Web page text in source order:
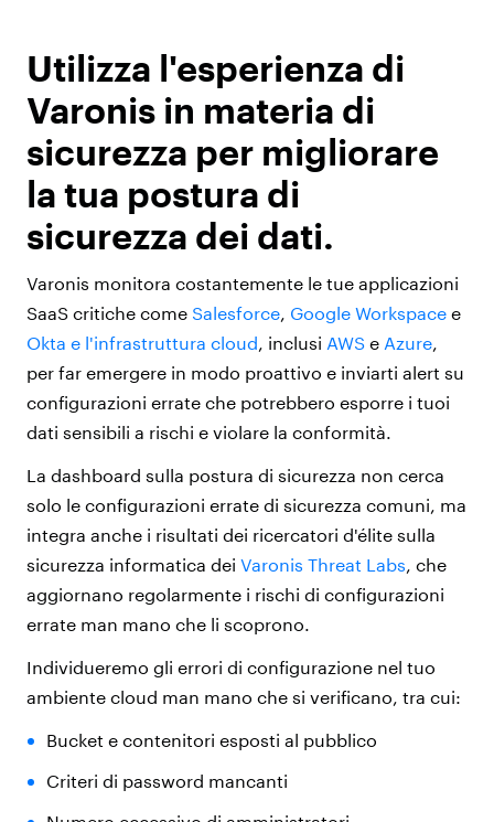
Utilizza l'esperienza di
Varonis in materia di
sicurezza per migliorare
la tua postura di
sicurezza dei dati.
Varonis monitora costantemente le tue applicazioni
SaaS critiche come Salesforce Google Workspace e
Okta e l'infrastruttura cloud , inclusi AWS e Azure
per far emergere in modo proattivo e inviarti alert su
configurazioni errate che potrebbero esporre i tuoi
dati sensibili a rischi e violare la conformità.
La dashboard sulla postura di sicurezza non cerca
solo le configurazioni errate di sicurezza comuni, ma
integra anche i risultati dei ricercatori d'élite sulla
sicurezza informatica dei Varonis Threat Labs , che
aggiornano regolarmente i rischi di configurazioni
errate man mano che li scoprono.
Individueremo gli errori di configurazione nel tuo
ambiente cloud man mano che si verificano, tra cui:
Bucket e contenitori esposti al pubblico
Criteri di password mancanti